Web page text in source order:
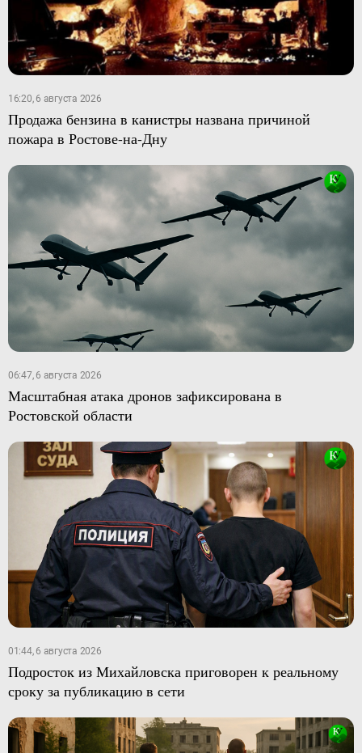
16:20, 6 августа 2026
Продажа бензина в канистры названа причиной
пожара в Ростове-на-Дну
06:47, 6 августа 2026
Масштабная атака дронов зафиксирована в
Ростовской области
01:44, 6 августа 2026
Подросток из Михайловска приговорен к реальному
сроку за публикацию в сети